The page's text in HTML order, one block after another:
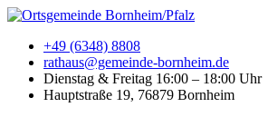
+49 (6348) 8808
rathaus@gemeinde-bornheim.de
Dienstag & Freitag 16:00 – 18:00 Uhr
Hauptstraße 19, 76879 Bornheim